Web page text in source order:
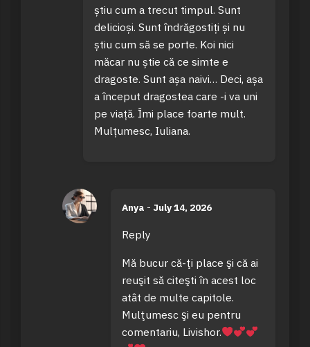
știu cum a trecut timpul. Sunt
delicioși. Sunt îndrăgostiți și nu
știu cum să se porte. Koi nici
măcar nu știe că ce simte e
dragoste. Sunt așa naivi… Deci, așa
a început dragostea care -i va uni
pe viață. Îmi place foarte mult.
Mulțumesc, Iuliana.
Anya - July 14, 2026
Reply
Mă bucur că-ţi place şi că ai
reuşit să citeşti în acest loc
atât de multe capitole.
Mulţumesc şi eu pentru
comentariu, Livishor.